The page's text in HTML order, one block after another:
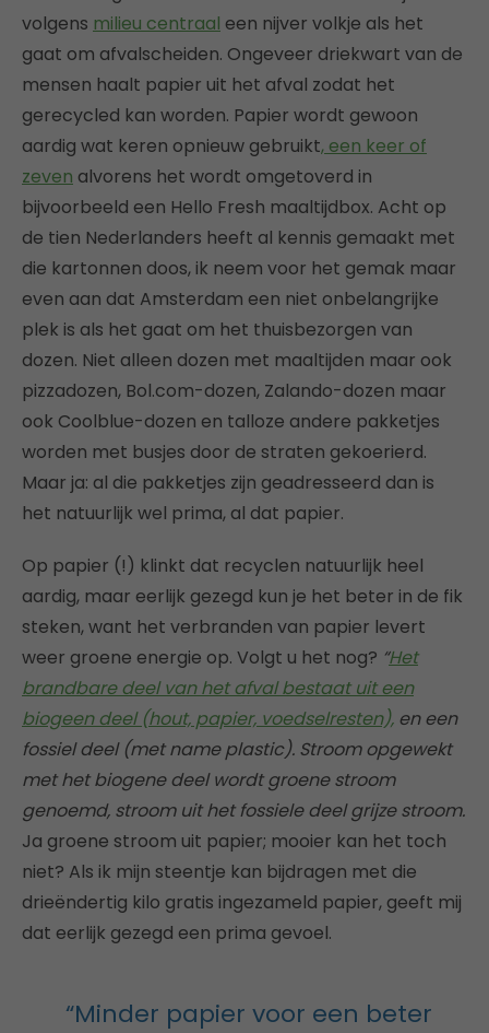
volgens milieu centraal een nijver volkje als het
gaat om afvalscheiden. Ongeveer driekwart van de
mensen haalt papier uit het afval zodat het
gerecycled kan worden. Papier wordt gewoon
aardig wat keren opnieuw gebruikt, een keer of
zeven alvorens het wordt omgetoverd in
bijvoorbeeld een Hello Fresh maaltijdbox. Acht op
de tien Nederlanders heeft al kennis gemaakt met
die kartonnen doos, ik neem voor het gemak maar
even aan dat Amsterdam een niet onbelangrijke
plek is als het gaat om het thuisbezorgen van
dozen. Niet alleen dozen met maaltijden maar ook
pizzadozen, Bol.com-dozen, Zalando-dozen maar
ook Coolblue-dozen en talloze andere pakketjes
worden met busjes door de straten gekoerierd.
Maar ja: al die pakketjes zijn geadresseerd dan is
het natuurlijk wel prima, al dat papier.
Op papier (!) klinkt dat recyclen natuurlijk heel
aardig, maar eerlijk gezegd kun je het beter in de fik
steken, want het verbranden van papier levert
weer groene energie op. Volgt u het nog? “Het
brandbare deel van het afval bestaat uit een
biogeen deel (hout, papier, voedselresten), en een
fossiel deel (met name plastic). Stroom opgewekt
met het biogene deel wordt groene stroom
genoemd, stroom uit het fossiele deel grijze stroom.
Ja groene stroom uit papier; mooier kan het toch
niet? Als ik mijn steentje kan bijdragen met die
drieëndertig kilo gratis ingezameld papier, geeft mij
dat eerlijk gezegd een prima gevoel.
“Minder papier voor een beter